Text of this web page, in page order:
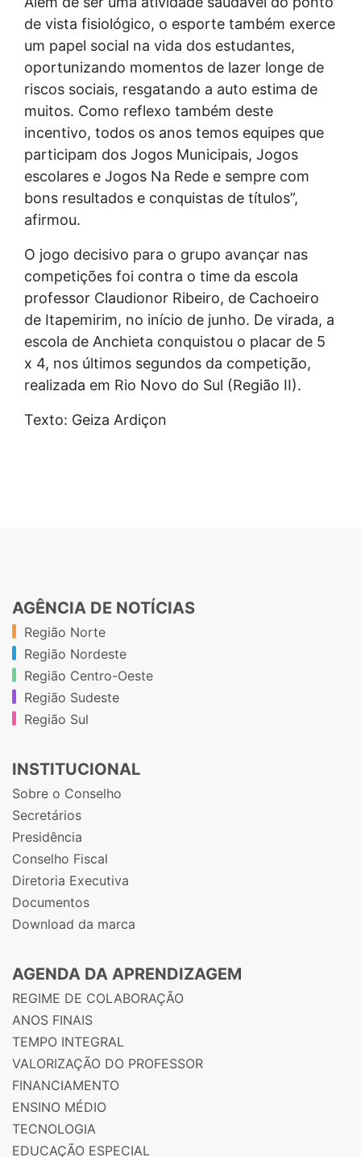
de vista fisiológico, o esporte também exerce
um papel social na vida dos estudantes,
oportunizando momentos de lazer longe de
riscos sociais, resgatando a auto estima de
muitos. Como reflexo também deste
incentivo, todos os anos temos equipes que
participam dos Jogos Municipais, Jogos
escolares e Jogos Na Rede e sempre com
bons resultados e conquistas de títulos”,
afirmou.
O jogo decisivo para o grupo avançar nas
competições foi contra o time da escola
professor Claudionor Ribeiro, de Cachoeiro
de Itapemirim, no início de junho. De virada, a
escola de Anchieta conquistou o placar de 5
x 4, nos últimos segundos da competição,
realizada em Rio Novo do Sul (Região II).
Texto: Geiza Ardiçon
AGÊNCIA DE NOTÍCIAS
Região Norte
Região Nordeste
Região Centro-Oeste
Região Sudeste
Região Sul
INSTITUCIONAL
Sobre o Conselho
Secretários
Presidência
Conselho Fiscal
Diretoria Executiva
Documentos
Download da marca
AGENDA DA APRENDIZAGEM
REGIME DE COLABORAÇÃO
ANOS FINAIS
TEMPO INTEGRAL
VALORIZAÇÃO DO PROFESSOR
FINANCIAMENTO
ENSINO MÉDIO
TECNOLOGIA
EDUCAÇÃO ESPECIAL